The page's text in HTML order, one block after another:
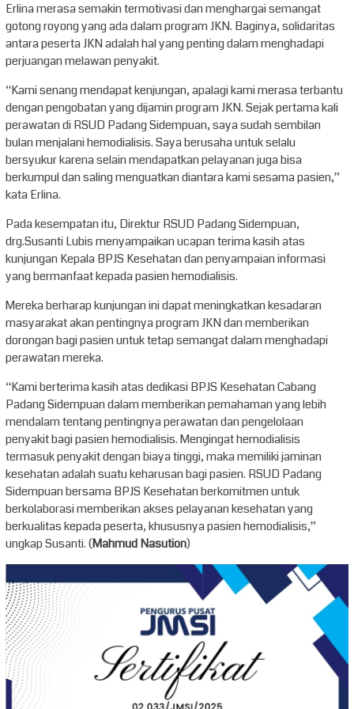
Erlina merasa semakin termotivasi dan menghargai semangat
gotong royong yang ada dalam program JKN. Baginya, solidaritas
antara peserta JKN adalah hal yang penting dalam menghadapi
perjuangan melawan penyakit.
“Kami senang mendapat kenjungan, apalagi kami merasa terbantu
dengan pengobatan yang dijamin program JKN. Sejak pertama kali
perawatan di RSUD Padang Sidempuan, saya sudah sembilan
bulan menjalani hemodialisis. Saya berusaha untuk selalu
bersyukur karena selain mendapatkan pelayanan juga bisa
berkumpul dan saling menguatkan diantara kami sesama pasien,”
kata Erlina.
Pada kesempatan itu, Direktur RSUD Padang Sidempuan,
drg.Susanti Lubis menyampaikan ucapan terima kasih atas
kunjungan Kepala BPJS Kesehatan dan penyampaian informasi
yang bermanfaat kepada pasien hemodialisis.
Mereka berharap kunjungan ini dapat meningkatkan kesadaran
masyarakat akan pentingnya program JKN dan memberikan
dorongan bagi pasien untuk tetap semangat dalam menghadapi
perawatan mereka.
“Kami berterima kasih atas dedikasi BPJS Kesehatan Cabang
Padang Sidempuan dalam memberikan pemahaman yang lebih
mendalam tentang pentingnya perawatan dan pengelolaan
penyakit bagi pasien hemodialisis. Mengingat hemodialisis
termasuk penyakit dengan biaya tinggi, maka memiliki jaminan
kesehatan adalah suatu keharusan bagi pasien. RSUD Padang
Sidempuan bersama BPJS Kesehatan berkomitmen untuk
berkolaborasi memberikan akses pelayanan kesehatan yang
berkualitas kepada peserta, khususnya pasien hemodialisis,”
ungkap Susanti. (Mahmud Nasution)